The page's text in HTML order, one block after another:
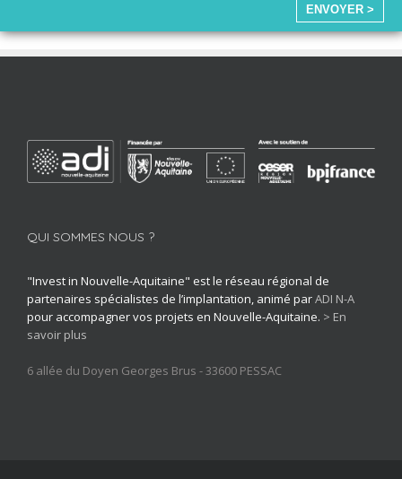
ENVOYER >
QUI SOMMES NOUS ?
"Invest in Nouvelle-Aquitaine" est le réseau régional de
partenaires spécialistes de l’implantation, animé parADI N-A
pour accompagner vos projets en Nouvelle-Aquitaine. > En
savoir plus
6 allée du Doyen Georges Brus - 33600 PESSAC